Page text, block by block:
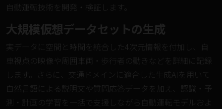
自動運転技術を開発・検証します。
大規模仮想データセットの生成
実データに空間と時間を統合した4次元情報を付加し、自
車視点の映像や周囲車両・歩行者の動きなどを詳細に記録
します。さらに、交通ドメインに適合した生成AIを用いて
自然言語による説明文や質問応答データを加え、認識・予
測・計画の学習を一括で支援しながら自動運転モデルおよ